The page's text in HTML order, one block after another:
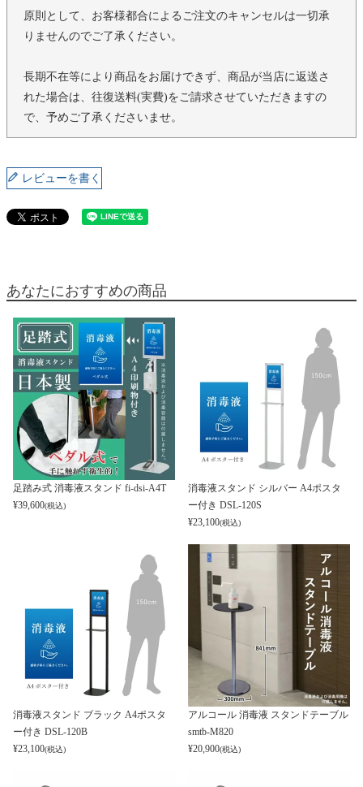
原則として、お客様都合によるご注文のキャンセルは一切承
りませんのでご了承ください。
長期不在等により商品をお届けできず、商品が当店に返送さ
れた場合は、往復送料(実費)をご請求させていただきますの
で、予めご了承くださいませ。
レビューを書く
あなたにおすすめの商品
足踏み式 消毒液スタンド fi-dsi-A4T
¥39,600(税込)
消毒液スタンド シルバー A4ポスタ
ー付き DSL-120S
¥23,100(税込)
消毒液スタンド ブラック A4ポスタ
ー付き DSL-120B
¥23,100(税込)
アルコール 消毒液 スタンドテーブル
smtb-M820
¥20,900(税込)